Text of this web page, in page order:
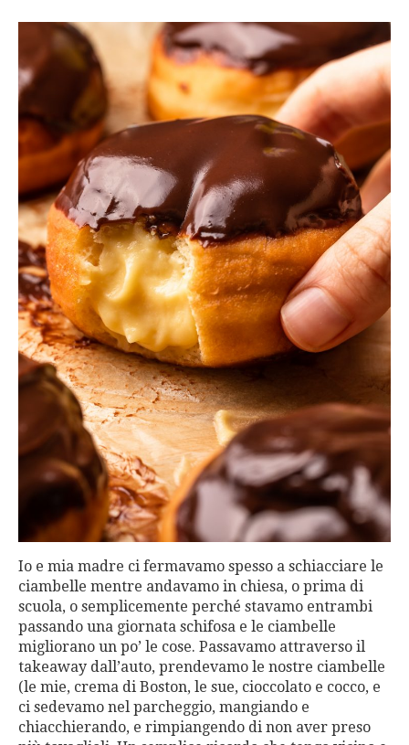
Io e mia madre ci fermavamo spesso a schiacciare le
ciambelle mentre andavamo in chiesa, o prima di
scuola, o semplicemente perché stavamo entrambi
passando una giornata schifosa e le ciambelle
migliorano un po’ le cose. Passavamo attraverso il
takeaway dall’auto, prendevamo le nostre ciambelle
(le mie, crema di Boston, le sue, cioccolato e cocco, e
ci sedevamo nel parcheggio, mangiando e
chiacchierando, e rimpiangendo di non aver preso